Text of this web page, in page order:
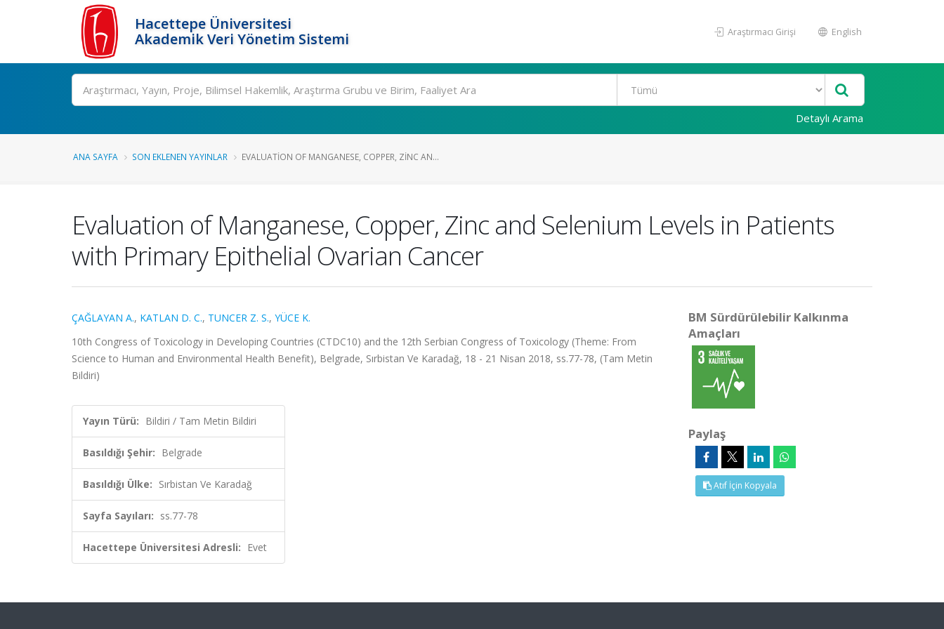
Hacettepe Üniversitesi
Akademik Veri Yönetim Sistemi
Araştırmacı Girişi English
Ara
Detaylı Arama
ANA SAYFA SON EKLENEN YAYINLAR EVALUATION OF MANGANESE, COPPER, ZINC AN...
Evaluation of Manganese, Copper, Zinc and Selenium Levels in Patients
with Primary Epithelial Ovarian Cancer
ÇAĞLAYAN A., KATLAN D. C., TUNCER Z. S., YÜCE K.
10th Congress of Toxicology in Developing Countries (CTDC10) and the 12th Serbian Congress of Toxicology (Theme: From
Science to Human and Environmental Health Benefit), Belgrade, Sırbistan Ve Karadağ, 18 - 21 Nisan 2018, ss.77-78, (Tam Metin
Bildiri)
Yayın Türü: Bildiri / Tam Metin Bildiri
Basıldığı Şehir: Belgrade
Basıldığı Ülke: Sırbistan Ve Karadağ
Sayfa Sayıları: ss.77-78
Hacettepe Üniversitesi Adresli: Evet
BM Sürdürülebilir Kalkınma
Amaçları
Paylaş
Atıf İçin Kopyala